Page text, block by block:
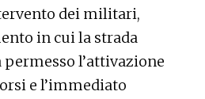
dei militari,
in cui la strada
l’attivazione
e l’immediato